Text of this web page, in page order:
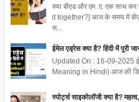
क्या बीएड और एम .ए. एक साथ
it together?] आज के समय में
स...
ईमेल एड्रेस क्या है? हिंदी में पूरी
Updated On : 16-09-2025
Meaning in Hindi) आज की
स्पोर्ट्स साइकोलॉजी क्या है?